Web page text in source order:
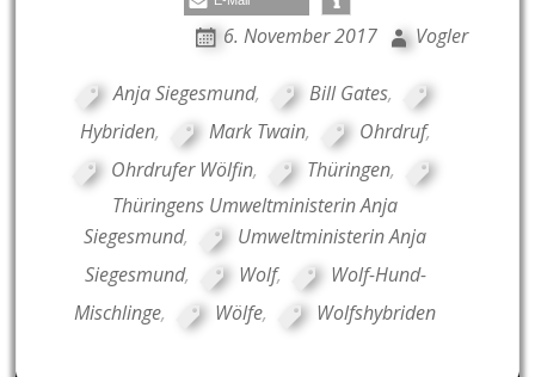
6. November 2017 Vogler
Anja Siegesmund, Bill Gates,
Hybriden, Mark Twain, Ohrdruf,
Ohrdrufer Wölfin, Thüringen,
Thüringens Umweltministerin Anja
Siegesmund,
Umweltministerin Anja
Siegesmund, Wolf,
Wolf-Hund-
Mischlinge, Wölfe, Wolfshybriden